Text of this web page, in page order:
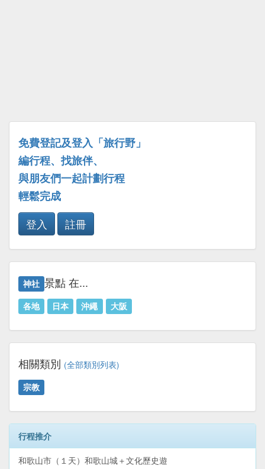
免費登記及登入「旅行野」
編行程、找旅伴、
與朋友們一起計劃行程
輕鬆完成
登入
註冊
神社 景點 在...
各地 日本 沖繩 大阪
相關類別 (全部類別列表)
宗教
行程推介
和歌山市（１天）和歌山城＋文化歷史遊